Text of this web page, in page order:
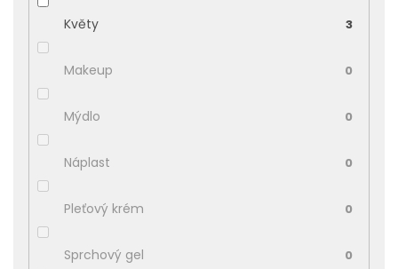
Květy 3
Makeup 0
Mýdlo 0
Náplast 0
Pleťový krém 0
Sprchový gel 0